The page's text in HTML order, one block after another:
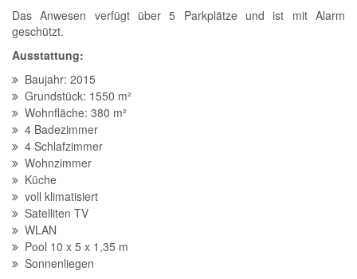
Das Anwesen verfügt über 5 Parkplätze und ist mit Alarm
geschützt.
Ausstattung:
Baujahr: 2015
Grundstück: 1550 m²
Wohnfläche: 380 m²
4 Badezimmer
4 Schlafzimmer
Wohnzimmer
Küche
voll klimatisiert
Satelliten TV
WLAN
Pool 10 x 5 x 1,35 m
Sonnenliegen